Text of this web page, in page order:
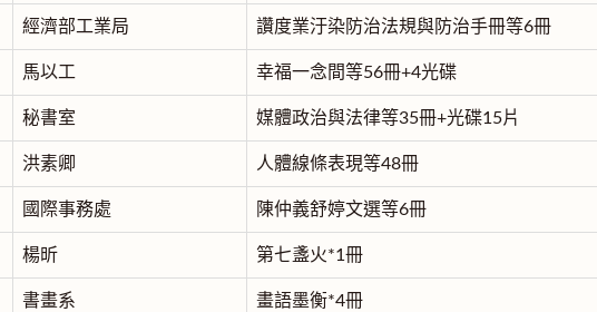
經濟部工業局 讚度業汙染防治法規與防治手冊等6冊
馬以工 幸福一念間等56冊+4光碟
秘書室 媒體政治與法律等35冊+光碟15片
洪素卿 人體線條表現等48冊
國際事務處 陳仲義舒婷文選等6冊
楊昕 第七盞火*1冊
書畫系 畫語墨衡*4冊